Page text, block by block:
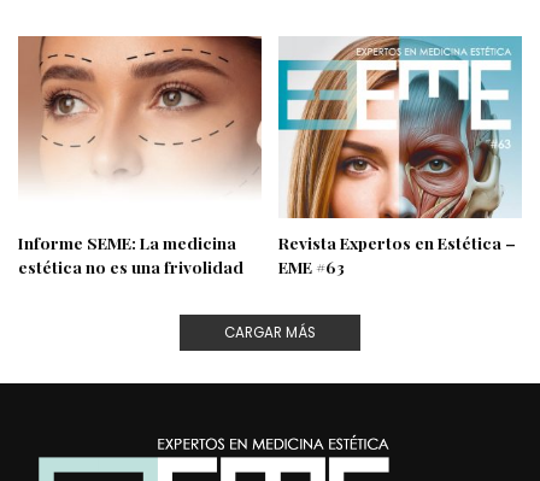
Informe SEME: La medicina
estética no es una frivolidad
Revista Expertos en Estética –
EME #63
CARGAR MÁS